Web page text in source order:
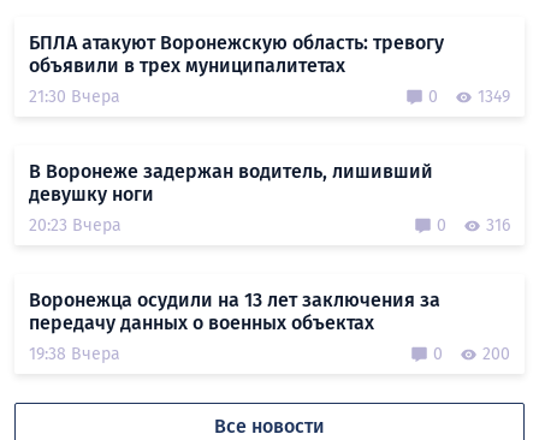
БПЛА атакуют Воронежскую область: тревогу
объявили в трех муниципалитетах
21:30 Вчера 0 1349
В Воронеже задержан водитель, лишивший
девушку ноги
20:23 Вчера 0 316
Воронежца осудили на 13 лет заключения за
передачу данных о военных объектах
19:38 Вчера 0 200
Все новости